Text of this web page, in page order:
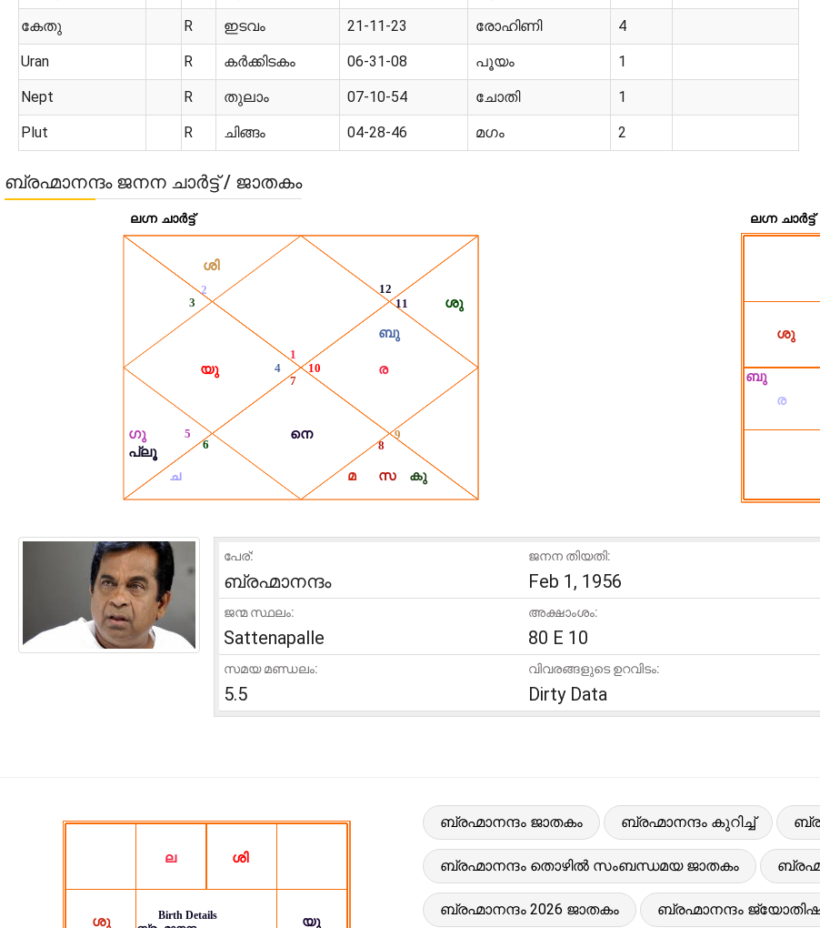
കേതു R ഇടവം 21-11-23 രോഹിണി 4
Uran R കർക്കിടകം 06-31-08 പൂയം 1
Nept R തുലാം 07-10-54 ചോതി 1
Plut R ചിങ്ങം 04-28-46 മഗം 2
ബ്രഹ്മാനന്ദം ജനന ചാർട്ട് / ജാതകം
പേര്:
ബ്രഹ്മാനന്ദം
ജനന തിയതി:
Feb 1, 1956
ജന്മ സ്ഥലം:
Sattenapalle
അക്ഷാംശം:
80 E 10
സമയ മണ്ഡലം:
5.5
വിവരങ്ങളുടെ ഉറവിടം:
Dirty Data
ബ്രഹ്മാനന്ദം ജാതകം ബ്രഹ്മാനന്ദം കുറിച്ച്
ബ്രഹ്മാനന്ദം തൊഴിൽ സംബന്ധമയ ജാതകം
ബ്രഹ്മാനന്ദം 2026 ജാതകം ബ്രഹ്മാനന്ദം ജ്യോതിഷ